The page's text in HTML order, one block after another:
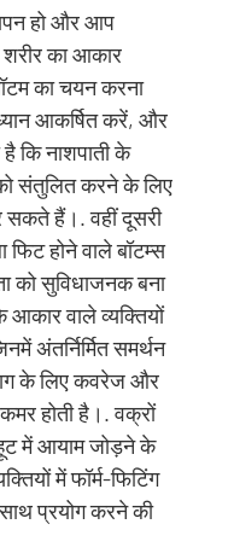
हो और आप
शरीर का आकार
का चयन करना
आकर्षित करें, और
कि नाशपाती के
संतुलित करने के लिए
सकते हैं।. वहीं दूसरी
होने वाले बॉटम्स
को सुविधाजनक बना
वाले व्यक्तियों
अंतर्निर्मित समर्थन
के लिए कवरेज और
होती है।. वक्रों
में आयाम जोड़ने के
में फॉर्म-फिटिंग
प्रयोग करने की